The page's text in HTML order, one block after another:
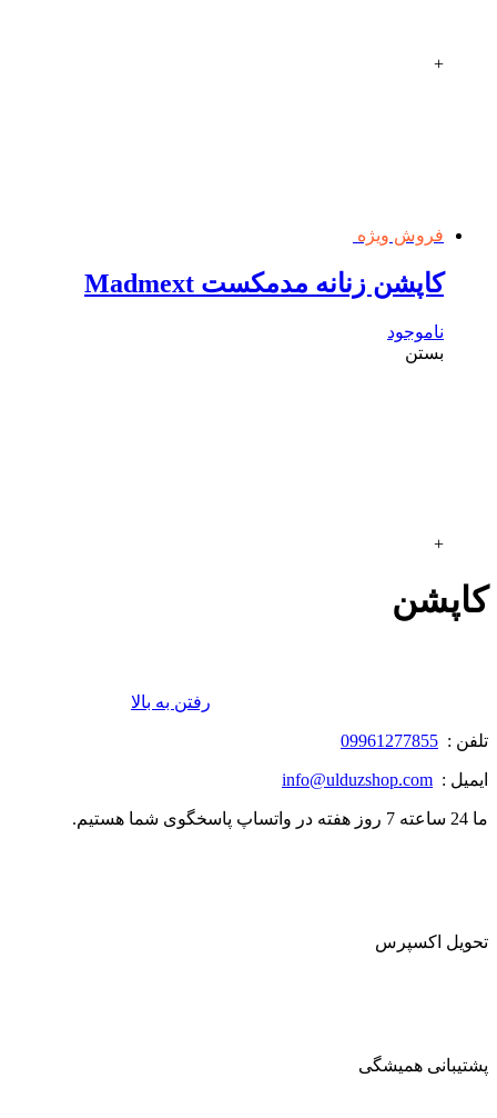
+
فروش ویژه
کاپشن زنانه مدمکست Madmext
ناموجود
بستن
+
کاپشن
رفتن به بالا
تلفن : 09961277855
ایمیل : info@ulduzshop.com
ما 24 ساعته 7 روز هفته در واتساپ پاسخگوی شما هستیم.
تحویل اکسپرس
پشتیبانی همیشگی